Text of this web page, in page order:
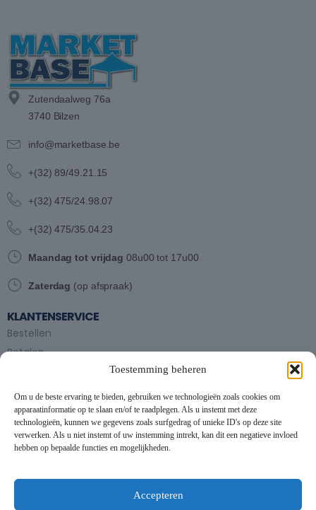
Toestemming beheren
Om u de beste ervaring te bieden, gebruiken we technologieën zoals cookies om
apparaatinformatie op te slaan en/of te raadplegen. Als u instemt met deze
technologieën, kunnen we gegevens zoals surfgedrag of unieke ID's op deze site
verwerken. Als u niet instemt of uw instemming intrekt, kan dit een negatieve invloed
hebben op bepaalde functies en mogelijkheden.
Accepteren
Zutendaalweg 76a
3740 Bilzen
info@marketbase.be
+(32) 89/49.21.15
+(32) 475/24.98.07
+(32) 475/35.04.23
Maandag tot vrijdag 08u00 tot 17u00
Zaterdag (op afspraak)
KLANTENSERVICE
Bestellen
Betalen
Partytent huren
Handleiding partytenten
VOORWAARDEN
Algemene voorwaarden
Privacybeleid
This website uses cookies to improve your experience. By using
this website you agree to ourData Protection Policy